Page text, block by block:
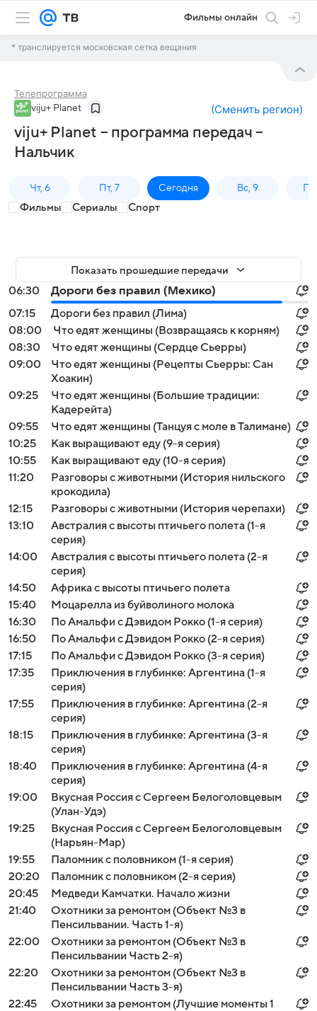
Фильмы онлайн
* транслируется московская сетка вещания
Телепрограмма
viju+ Planet (Сменить регион)
viju+ Planet – программа передач –
Нальчик
Чт, 6 Пт, 7 Сегодня Вс, 9
Фильмы Сериалы Спорт
Показать прошедшие передачи
06:30
Дороги без правил (Мехико)
07:15
Дороги без правил (Лима)
08:00
Что едят женщины (Возвращаясь к корням)
08:30
Что едят женщины (Сердце Сьерры)
09:00
Что едят женщины (Рецепты Сьерры: Сан
Хоакин)
09:25
Что едят женщины (Большие традиции:
Кадерейта)
09:55
Что едят женщины (Танцуя с моле в Талимане)
10:25
Как выращивают еду (9-я серия)
10:55
Как выращивают еду (10-я серия)
11:20
Разговоры с животными (История нильского
крокодила)
12:15
Разговоры с животными (История черепахи)
13:10
Австралия с высоты птичьего полета (1-я
серия)
14:00
Австралия с высоты птичьего полета (2-я
серия)
14:50
Африка с высоты птичьего полета
15:40
Моцарелла из буйволиного молока
16:30
По Амальфи с Дэвидом Рокко (1-я серия)
16:50
По Амальфи с Дэвидом Рокко (2-я серия)
17:15
По Амальфи с Дэвидом Рокко (3-я серия)
17:35
Приключения в глубинке: Аргентина (1-я
серия)
17:55
Приключения в глубинке: Аргентина (2-я
серия)
18:15
Приключения в глубинке: Аргентина (3-я
серия)
18:40
Приключения в глубинке: Аргентина (4-я
серия)
19:00
Вкусная Россия с Сергеем Белоголовцевым
(Улан-Удэ)
19:25
Вкусная Россия с Сергеем Белоголовцевым
(Нарьян-Мар)
19:55
Паломник с половником (1-я серия)
20:20
Паломник с половником (2-я серия)
20:45
Медведи Камчатки. Начало жизни
21:40
Охотники за ремонтом (Объект №3 в
Пенсильвании. Часть 1-я)
22:00
Охотники за ремонтом (Объект №3 в
Пенсильвании Часть 2-я)
22:20
Охотники за ремонтом (Объект №3 в
Пенсильвании Часть 3-я)
22:45
Охотники за ремонтом (Лучшие моменты 1